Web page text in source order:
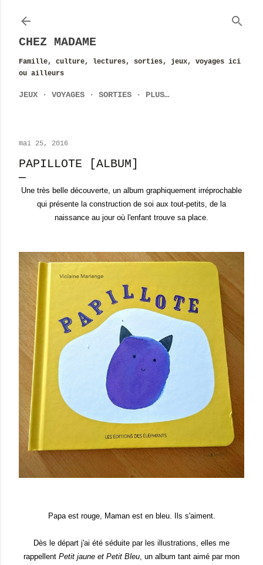
CHEZ MADAME
Famille, culture, lectures, sorties, jeux, voyages ici
ou ailleurs
JEUX VOYAGES SORTIES PLUS…
mai 25, 2016
PAPILLOTE [ALBUM]
Une très belle découverte, un album graphiquement irréprochable
qui présente la construction de soi aux tout-petits, de la
naissance au jour où l'enfant trouve sa place.
Papa est rouge, Maman est en bleu. Ils s'aiment.
Dès le départ j'ai été séduite par les illustrations, elles me
rappellent Petit jaune et Petit Bleu, un album tant aimé par mon